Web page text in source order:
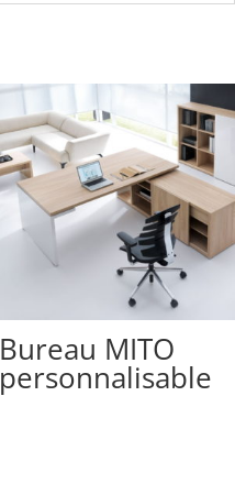
Bureau MITO
personnalisable